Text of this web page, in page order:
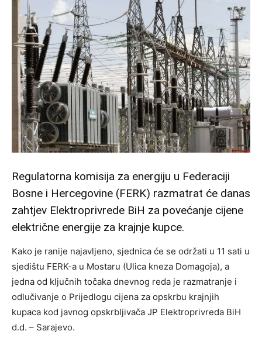
Regulatorna komisija za energiju u Federaciji
Bosne i Hercegovine (FERK) razmatrat će danas
zahtjev Elektroprivrede BiH za povećanje cijene
električne energije za krajnje kupce.
Kako je ranije najavljeno, sjednica će se održati u 11 sati u
sjedištu FERK-a u Mostaru (Ulica kneza Domagoja), a
jedna od ključnih točaka dnevnog reda je razmatranje i
odlučivanje o Prijedlogu cijena za opskrbu krajnjih
kupaca kod javnog opskrbljivača JP Elektroprivreda BiH
d.d. – Sarajevo.